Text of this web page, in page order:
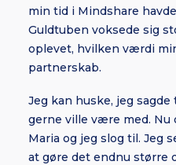
min tid i Mindshare
Guldtuben voksede sig
oplevet, hvilken værdi
partnerskab.
Jeg kan huske, jeg
gerne ville være med. Nu
Maria og jeg slog til. Jeg
at gøre det endnu større